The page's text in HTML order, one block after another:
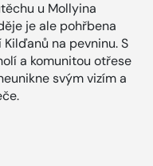
u Mollyina
je ale pohřbena
na pevninu. S
a komunitou otřese
svým vizím a